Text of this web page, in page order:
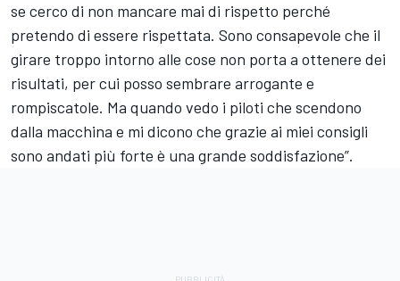
se cerco di non mancare mai di rispetto perché
pretendo di essere rispettata. Sono consapevole che il
girare troppo intorno alle cose non porta a ottenere dei
risultati, per cui posso sembrare arrogante e
rompiscatole. Ma quando vedo i piloti che scendono
dalla macchina e mi dicono che grazie ai miei consigli
sono andati più forte è una grande soddisfazione”.